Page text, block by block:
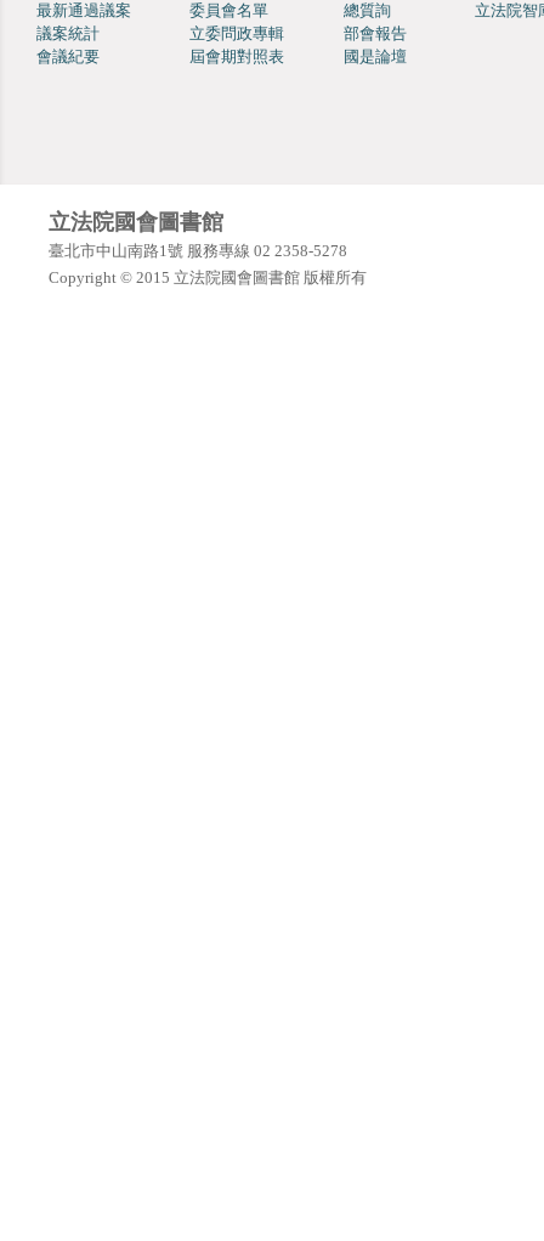
最新通過議案
議案統計
會議紀要
委員會名單
立委問政專輯
屆會期對照表
總質詢
部會報告
國是論壇
立法院智
立法院國會圖書館
臺北市中山南路1號 服務專線 02 2358-5278
Copyright © 2015 立法院國會圖書館 版權所有